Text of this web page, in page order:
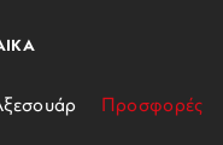
Προσφορές